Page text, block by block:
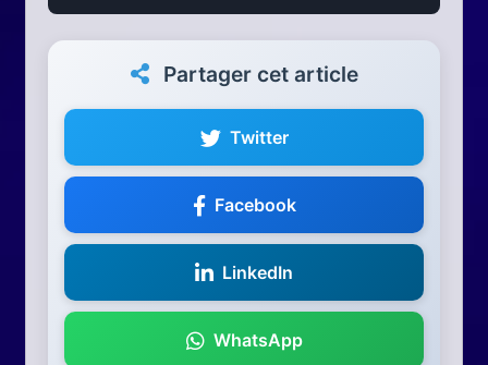
Partager cet article
Twitter
Facebook
LinkedIn
WhatsApp